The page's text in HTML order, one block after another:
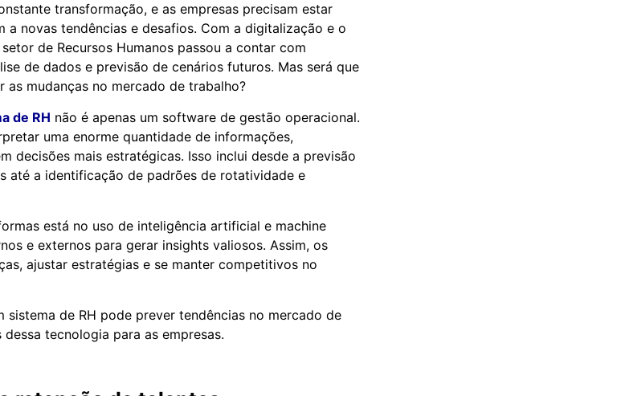
transformação, e as empresas precisam estar
a novas tendências e desafios. Com a digitalização e o
de Recursos Humanos passou a contar com
de dados e previsão de cenários futuros. Mas será que
as mudanças no mercado de trabalho?
de RH não é apenas um software de gestão operacional.
uma enorme quantidade de informações,
decisões mais estratégicas. Isso inclui desde a previsão
até a identificação de padrões de rotatividade e
está no uso de inteligência artificial e machine
e externos para gerar insights valiosos. Assim, os
ajustar estratégias e se manter competitivos no
sistema de RH pode prever tendências no mercado de
tecnologia para as empresas.